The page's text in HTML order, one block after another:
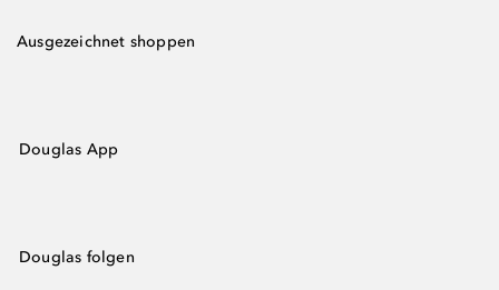
Ausgezeichnet shoppen
Douglas App
Douglas folgen